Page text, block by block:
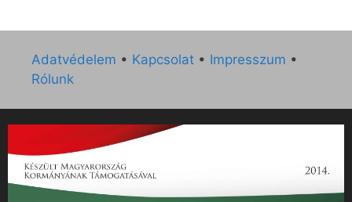
Adatvédelem • Kapcsolat • Impresszum •
Rólunk